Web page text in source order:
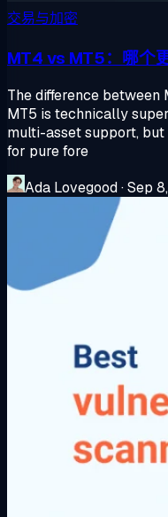
交易与加密
MT4 vs MT5：哪个
The difference
MT5 is technically
multi-asset support,
for pure fore
Ada Lovegood·Sep